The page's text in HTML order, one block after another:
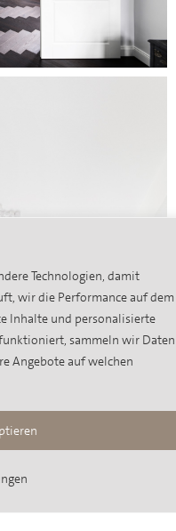
Technologien, damit
wir die Performance auf dem
Inhalte und personalisierte
sammeln wir Daten
Angebote auf welchen